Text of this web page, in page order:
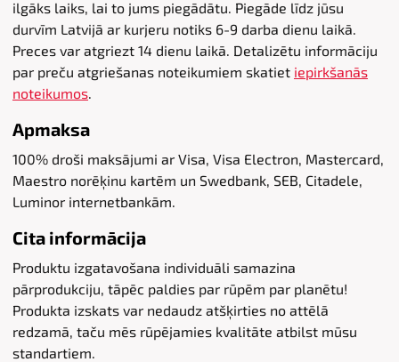
ilgāks laiks, lai to jums piegādātu. Piegāde līdz jūsu
durvīm Latvijā ar kurjeru notiks 6-9 darba dienu laikā.
Preces var atgriezt 14 dienu laikā. Detalizētu informāciju
par preču atgriešanas noteikumiem skatiet iepirkšanās
noteikumos.
Apmaksa
100% droši maksājumi ar Visa, Visa Electron, Mastercard,
Maestro norēķinu kartēm un Swedbank, SEB, Citadele,
Luminor internetbankām.
Cita informācija
Produktu izgatavošana individuāli samazina
pārprodukciju, tāpēc paldies par rūpēm par planētu!
Produkta izskats var nedaudz atšķirties no attēlā
redzamā, taču mēs rūpējamies kvalitāte atbilst mūsu
standartiem.